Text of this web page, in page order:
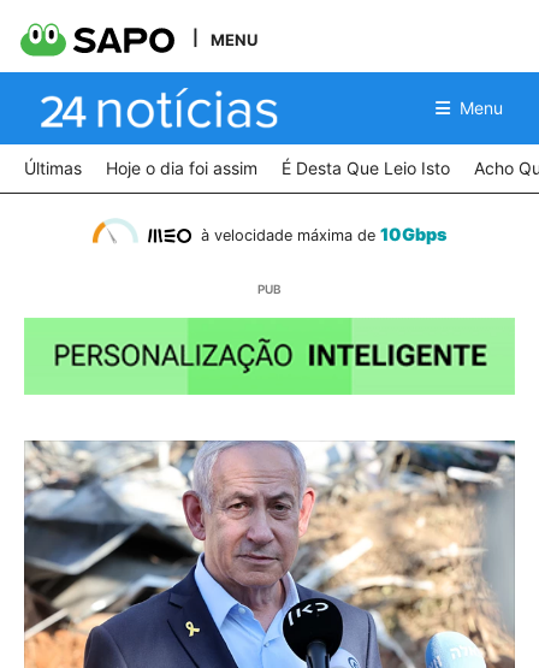
MENU
Menu
Últimas Hoje o dia foi assim É Desta Que Leio Isto Acho
à velocidade máxima de 10Gbps